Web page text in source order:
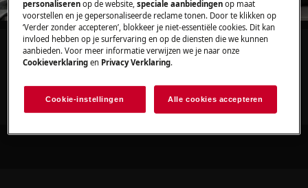
Zoek tussen onze ondersteuningsartikelen
personaliseren op de website,speciale aanbiedingen op maat
voorstellen en je gepersonaliseerde reclame tonen. Door te klikken op
‘Verder zonder accepteren’, blokkeer je niet-essentiële cookies. Dit kan
invloed hebben op je surfervaring en op de diensten die we kunnen
aanbieden. Voor meer informatie verwijzen we je naar onze
Cookieverklaring en Privacy Verklaring.
Cookie-instellingen Alle cookies accepteren